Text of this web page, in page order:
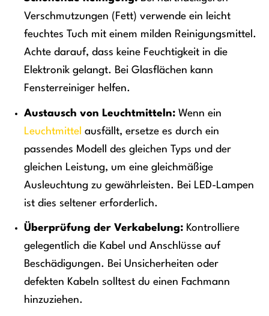
Verschmutzungen (Fett) verwende ein leicht
feuchtes Tuch mit einem milden Reinigungsmittel.
Achte darauf, dass keine Feuchtigkeit in die
Elektronik gelangt. Bei Glasflächen kann
Fensterreiniger helfen.
Austausch von Leuchtmitteln:Wenn ein
Leuchtmittel ausfällt, ersetze es durch ein
passendes Modell des gleichen Typs und der
gleichen Leistung, um eine gleichmäßige
Ausleuchtung zu gewährleisten. Bei LED-Lampen
ist dies seltener erforderlich.
Überprüfung der Verkabelung:Kontrolliere
gelegentlich die Kabel und Anschlüsse auf
Beschädigungen. Bei Unsicherheiten oder
defekten Kabeln solltest du einen Fachmann
hinzuziehen.